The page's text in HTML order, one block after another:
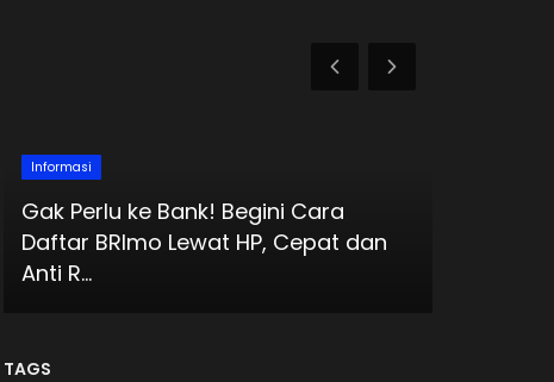
Informasi
Gak Perlu ke Bank! Begini Cara
Daftar BRImo Lewat HP, Cepat dan
Anti R...
TAGS